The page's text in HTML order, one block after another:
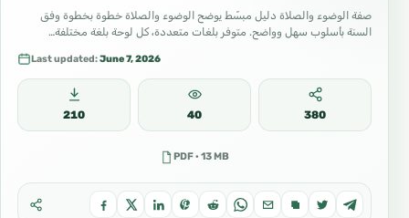
صفة الوضوء والصلاة دليل مبسّط يوضح الوضوء والصلاة خطوة بخطوة وفق
السنة بأسلوب سهل وواضح. متوفر بلغات متعددة، كل لوحة بلغة مختلفة…
Last updated:June 7, 2026
210 40 380
PDF · 13 MB